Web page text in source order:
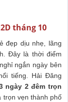
tháng 10
đẹp dịu nhẹ, lãng
Đây là thời điểm
ngắn ngày bên
tiếng. Hải Đăng
ngày 2 đêm trọn
trọn vẹn thành phố